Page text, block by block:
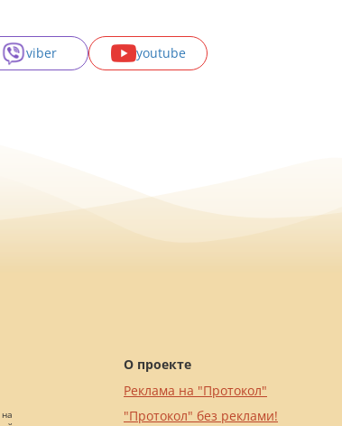
viber youtube
О проекте
Реклама на "Протокол"
"Протокол" без реклами!